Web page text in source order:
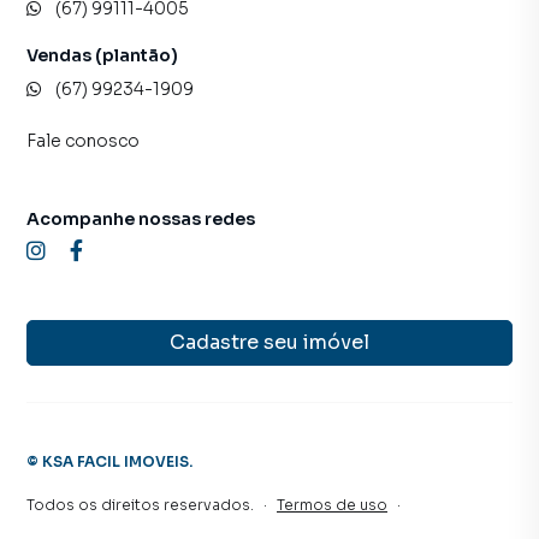
(67) 99111-4005
Vendas (plantão)
(67) 99234-1909
Fale conosco
Cadastre seu imóvel
Acompanhe nossas redes
© KSA FACIL IMOVEIS.
Todos os direitos reservados. · Termos de uso ·